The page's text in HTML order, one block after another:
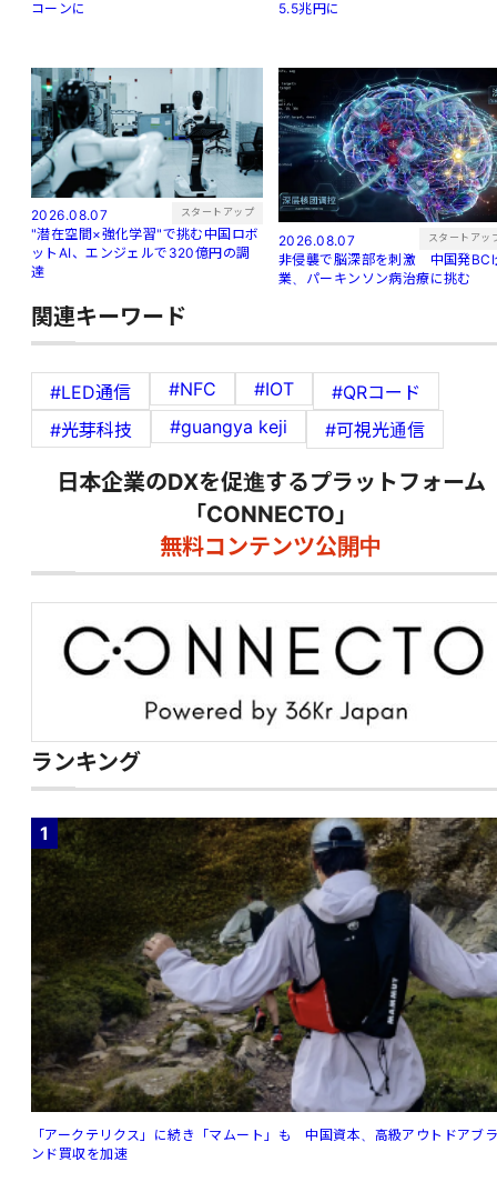
コーンに
5.5兆円に
2026.08.07 スタートアップ
"潜在空間×強化学習"で挑む中国ロボ
ットAI、エンジェルで320億円の調
達
2026.08.07 スタートアッ
非侵襲で脳深部を刺激 中国発BCI
業、パーキンソン病治療に挑む
関連キーワード
#LED通信 #NFC #IOT
#QRコード
#光芽科技
#guangya keji #可視光通信
日本企業のDXを促進するプラットフォーム
「CONNECTO」
無料コンテンツ公開中
ランキング
1
「アークテリクス」に続き「マムート」も 中国資本、高級アウトドアブ
ンド買収を加速